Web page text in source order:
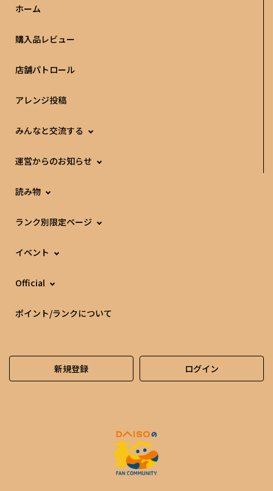
ホーム
購入品レビュー
店舗パトロール
アレンジ投稿
みんなと交流する
運営からのお知らせ
読み物
ランク別限定ページ
イベント
Official
ポイント/ランクについて
新規登録 ログイン